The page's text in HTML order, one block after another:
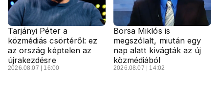
Tarjányi Péter a
közmédiás csörtéről: ez
az ország képtelen az
újrakezdésre
2026.08.07 | 16:00
Borsa Miklós is
megszólalt, miután egy
nap alatt kivágták az új
közmédiából
2026.08.07 | 14:02